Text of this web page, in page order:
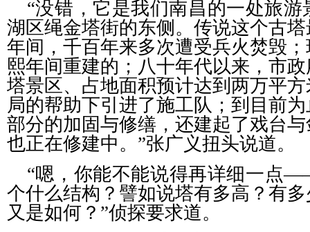
“没错，它是我们南昌的一处旅
湖区绳金塔街的东侧。传说这个古
年间 ，千百年来多次遭受兵火焚毁
熙年间重建的；八十年代以来，市
塔景区、占地面积预计达到两万平
局的帮助下引进了施工队；到目前
部分的加固与修缮，还建起了戏台
也正在修建中。”张广义扭头说道。
“嗯，你能不能说得再详细一点
个什么结构？譬如说塔有多高？有
又是如何？”侦探要求道。